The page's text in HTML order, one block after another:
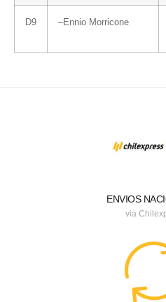
D9 –Ennio Morricone
ENVIOS
via